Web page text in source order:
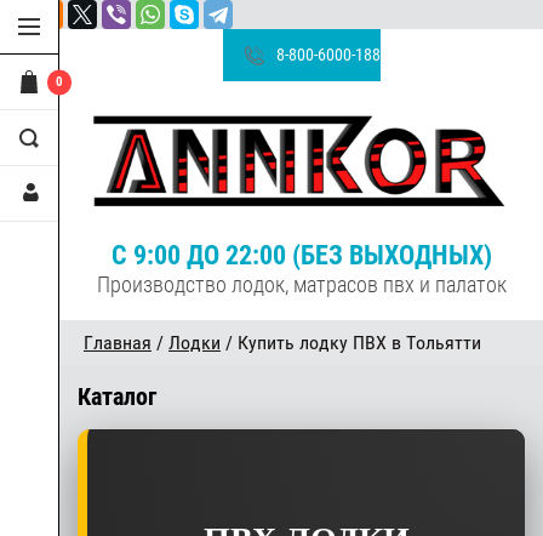
0
8-800-6000-188
С 9:00 ДО 22:00 (БЕЗ ВЫХОДНЫХ)
Производство лодок, матрасов пвх и палаток
Главная / Лодки / Купить лодку ПВХ в Тольятти
Каталог